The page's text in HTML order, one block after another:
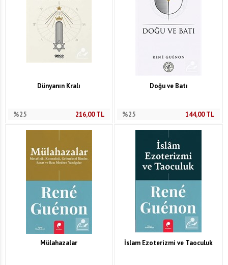
Dünyanın Kralı
%25 216,00TL
Doğu ve Batı
%25 144,00TL
Mülahazalar İslam Ezoterizmi ve Taoculuk